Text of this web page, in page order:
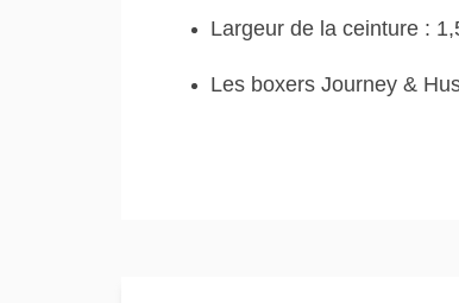
Largeur de la ceinture :
Les boxers Journey &